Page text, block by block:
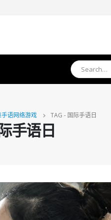
语网络游戏 TAG - 国际手语日
手语日